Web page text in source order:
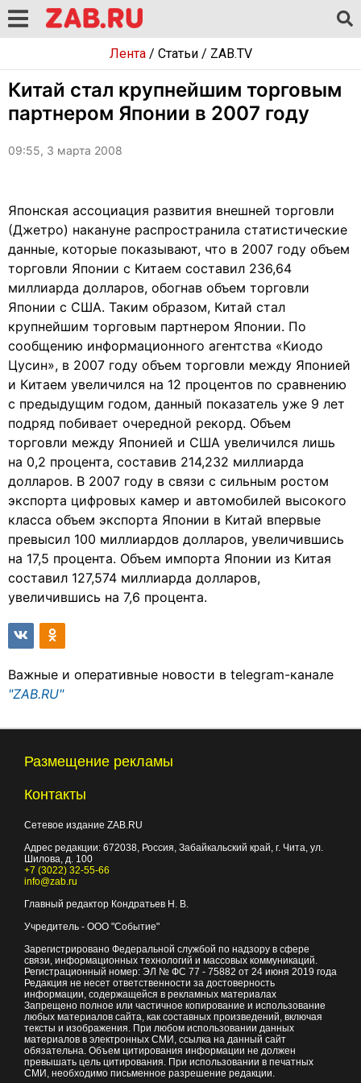
Лента/ Статьи/ ZAB.TV
Китай стал крупнейшим торговым
партнером Японии в 2007 году
09:55, 3 марта 2008
Японская ассоциация развития внешней торговли
(Джетро) накануне распространила статистические
данные, которые показывают, что в 2007 году объем
торговли Японии с Китаем составил 236,64
миллиарда долларов, обогнав объем торговли
Японии с США. Таким образом, Китай стал
крупнейшим торговым партнером Японии. По
сообщению информационного агентства «Киодо
Цусин», в 2007 году объем торговли между Японией
и Китаем увеличился на 12 процентов по сравнению
с предыдущим годом, данный показатель уже 9 лет
подряд побивает очередной рекорд. Объем
торговли между Японией и США увеличился лишь
на 0,2 процента, составив 214,232 миллиарда
долларов. В 2007 году в связи с сильным ростом
экспорта цифровых камер и автомобилей высокого
класса объем экспорта Японии в Китай впервые
превысил 100 миллиардов долларов, увеличившись
на 17,5 процента. Объем импорта Японии из Китая
составил 127,574 миллиарда долларов,
увеличившись на 7,6 процента.
Важные и оперативные новости в telegram-канале
"ZAB.RU"
Размещение рекламы
Контакты
Сетевое издание ZAB.RU
Адрес редакции: 672038, Россия, Забайкальский край, г. Чита, ул.
Шилова, д. 100
+7 (3022) 32-55-66
info@zab.ru
Главный редактор Кондратьев Н. В.
Учредитель - ООО "Событие"
Зарегистрировано Федеральной службой по надзору в сфере
связи, информационных технологий и массовых коммуникаций.
Регистрационный номер: ЭЛ № ФС 77 - 75882 от 24 июня 2019 года
Редакция не несет ответственности за достоверность
информации, содержащейся в рекламных материалах
Запрещено полное или частичное копирование и использование
любых материалов сайта, как составных произведений, включая
тексты и изображения. При любом использовании данных
материалов в электронных СМИ, ссылка на данный сайт
обязательна. Объем цитирования информации не должен
превышать цель цитирования. При использовании в печатных
СМИ, необходимо письменное разрешение редакции.